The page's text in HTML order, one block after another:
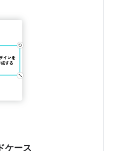
ケース